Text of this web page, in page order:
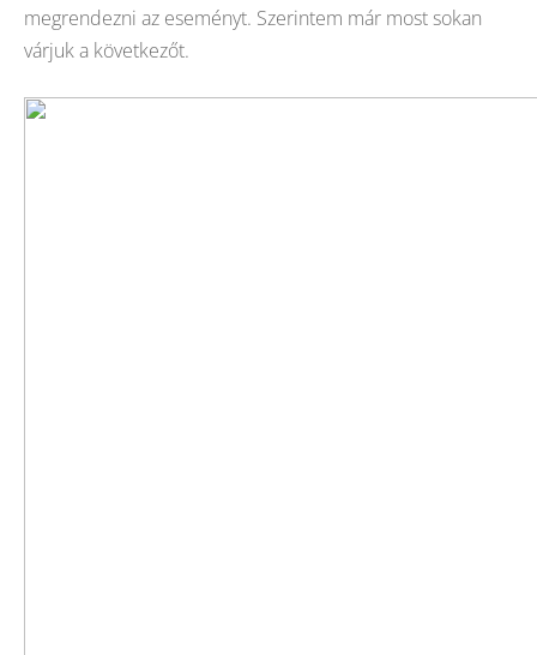
megrendezni az eseményt. Szerintem már most sokan
várjuk a következőt.